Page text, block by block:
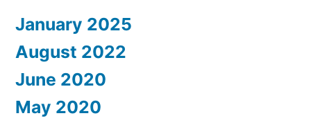
January 2025
August 2022
June 2020
May 2020